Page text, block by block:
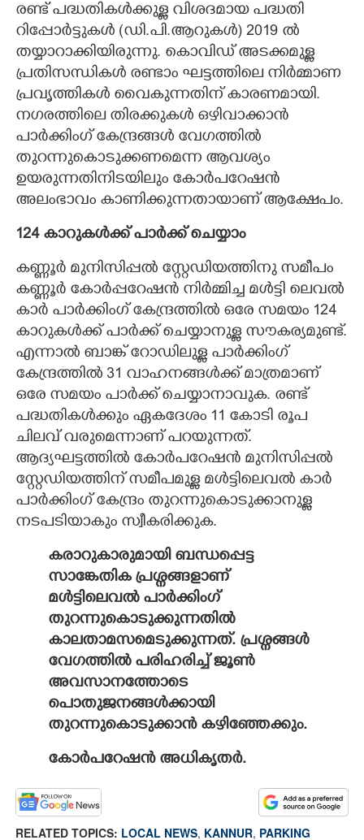
രണ്ട് പദ്ധതികൾക്കുള്ള വിശദമായ പദ്ധതി
റിപ്പോർട്ടുകൾ (ഡി.പി.ആറുകൾ) 2019 ൽ
തയ്യാറാക്കിയിരുന്നു. കൊവിഡ് അടക്കമുള്ള
പ്രതിസന്ധികൾ രണ്ടാം ഘട്ടത്തിലെ നിർമ്മാണ
പ്രവൃത്തികൾ വൈകുന്നതിന് കാരണമായി.
നഗരത്തിലെ തിരക്കുകൾ ഒഴിവാക്കാൻ
പാർക്കിംഗ് കേന്ദ്രങ്ങൾ വേഗത്തിൽ
തുറന്നുകൊടുക്കണമെന്ന ആവശ്യം
ഉയരുന്നതിനിടയിലും കോർപറേഷൻ
അലംഭാവം കാണിക്കുന്നതായാണ് ആക്ഷേപം.
124 കാറുകൾക്ക് പാർക്ക് ചെയ്യാം
കണ്ണൂർ മുനിസിപ്പൽ സ്റ്റേഡിയത്തിനു സമീപം
കണ്ണൂർ കോർപ്പറേഷൻ നിർമ്മിച്ച മൾട്ടി ലെവൽ
കാർ പാർക്കിംഗ് കേന്ദ്രത്തിൽ ഒരേ സമയം 124
കാറുകൾക്ക് പാർക്ക് ചെയ്യാനുള്ള സൗകര്യമുണ്ട്.
എന്നാൽ ബാങ്ക് റോഡിലുള്ള പാർക്കിംഗ്
കേന്ദ്രത്തിൽ 31 വാഹനങ്ങൾക്ക് മാത്രമാണ്
ഒരേ സമയം പാർക്ക് ചെയ്യാനാവുക. രണ്ട്
പദ്ധതികൾക്കും ഏകദേശം 11 കോടി രൂപ
ചിലവ് വരുമെന്നാണ് പറയുന്നത്.
ആദ്യഘട്ടത്തിൽ കോർപറേഷൻ മുനിസിപ്പൽ
സ്റ്റേഡിയത്തിന് സമീപമുള്ള മൾട്ടിലെവൽ കാർ
പാർക്കിംഗ് കേന്ദ്രം തുറന്നുകൊടുക്കാനുള്ള
നടപടിയാകും സ്വീകരിക്കുക.
കരാറുകാരുമായി ബന്ധപ്പെട്ട
സാങ്കേതിക പ്രശ്നങ്ങളാണ്
മൾട്ടിലെവൽ പാർക്കിംഗ്
തുറന്നുകൊടുക്കുന്നതിൽ
കാലതാമസമെടുക്കുന്നത്. പ്രശ്നങ്ങൾ
വേഗത്തിൽ പരിഹരിച്ച് ജൂൺ
അവസാനത്തോടെ
പൊതുജനങ്ങൾക്കായി
തുറന്നുകൊടുക്കാൻ കഴിഞ്ഞേക്കും.
കോർപറേഷൻ അധികൃതർ.
RELATED TOPICS: LOCAL NEWS, KANNUR, PARKING